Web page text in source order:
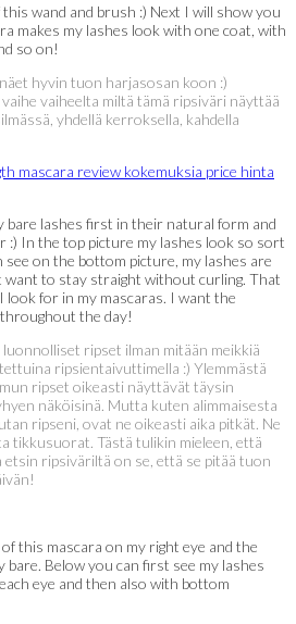
wand and brush :) Next I will show you
makes my lashes look with one coat, with
so on!
hyvin tuon harjasosan koon :)
vaiheelta miltä tämä ripsiväri näyttää
yhdellä kerroksella, kahdella
bare lashes first in their natural form and
:) In the top picture my lashes look so sort
see on the bottom picture, my lashes are
want to stay straight without curling. That
look for in my mascaras. I want the
the day!
ripset ilman mitään meikkiä
ripsientaivuttimella :) Ylemmästä
ripset oikeasti näyttävät täysin
näköisinä. Mutta kuten alimmaisesta
ripseni, ovat ne oikeasti aika pitkät. Ne
tikkusuorat. Tästä tulikin mieleen, että
ripsiväriltä on se, että se pitää tuon
this mascara on my right eye and the
bare. Below you can first see my lashes
eye and then also with bottom